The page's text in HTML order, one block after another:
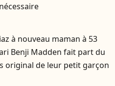
à nouveau maman à 53
Benji Madden fait part du
original de leur petit garçon